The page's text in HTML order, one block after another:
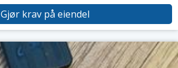
Gjør krav på eiendel